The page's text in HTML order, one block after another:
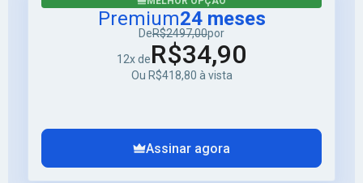
Premium24 meses
DeR$2497,00por
12x deR$34,90
Ou R$418,80 à vista
Assinar agora